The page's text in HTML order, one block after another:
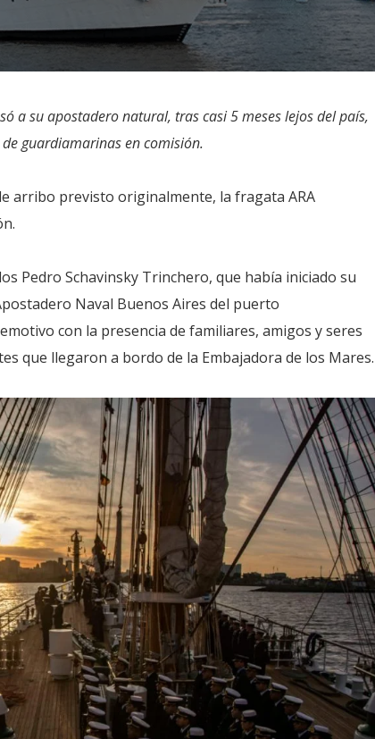
a su apostadero natural, tras casi 5 meses lejos del país,
guardiamarinas en comisión.
arribo previsto originalmente, la fragata ARA
Pedro Schavinsky Trinchero, que había iniciado su
Naval Buenos Aires del puerto
con la presencia de familiares, amigos y seres
que llegaron a bordo de la Embajadora de los Mares.